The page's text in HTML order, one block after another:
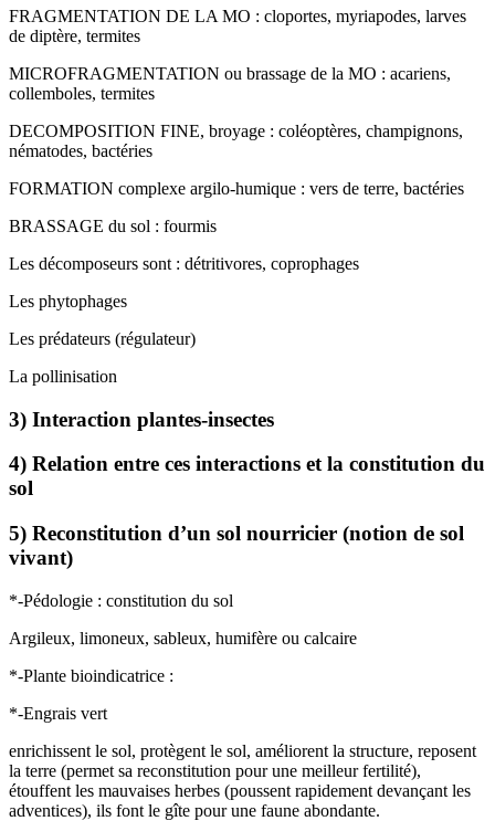
FRAGMENTATION DE LA MO : cloportes, myriapodes, larves
de diptère, termites
MICROFRAGMENTATION ou brassage de la MO : acariens,
collemboles, termites
DECOMPOSITION FINE, broyage : coléoptères, champignons,
nématodes, bactéries
FORMATION complexe argilo-humique : vers de terre, bactéries
BRASSAGE du sol : fourmis
Les décomposeurs sont : détritivores, coprophages
Les phytophages
Les prédateurs (régulateur)
La pollinisation
3) Interaction plantes-insectes
4) Relation entre ces interactions et la constitution du
sol
5) Reconstitution d’un sol nourricier (notion de sol
vivant)
*-Pédologie : constitution du sol
Argileux, limoneux, sableux, humifère ou calcaire
*-Plante bioindicatrice :
*-Engrais vert
enrichissent le sol, protègent le sol, améliorent la structure, reposent
la terre (permet sa reconstitution pour une meilleur fertilité),
étouffent les mauvaises herbes (poussent rapidement devançant les
adventices), ils font le gîte pour une faune abondante.